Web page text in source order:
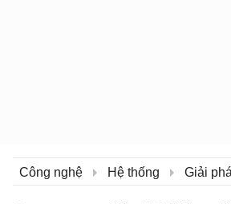
Công nghệ Hệ thống Giải